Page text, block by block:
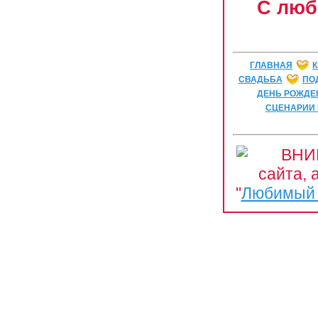
С
ГЛАВНАЯ
СВАДЬБА
ДЕНЬ
СЦЕНАРИИ
сайта,
"Любимый